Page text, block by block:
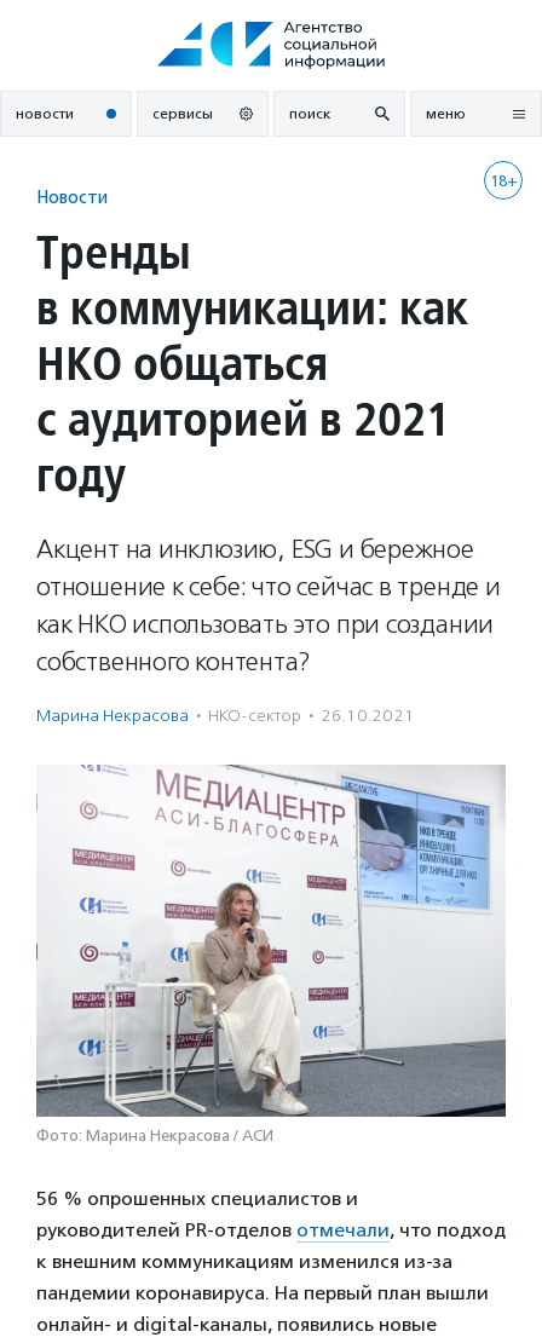
новости сервисы поиск меню
18+
Новости
Тренды
в коммуникации: как
НКО общаться
с аудиторией в 2021
году
Акцент на инклюзию, ESG и бережное
отношение к себе: что сейчас в тренде и
как НКО использовать это при создании
собственного контента?
Марина Некрасова · НКО-сектор · 26.10.2021
Фото: Марина Некрасова / АСИ
56 % опрошенных специалистов и
руководителей PR-отделов отмечали, что подход
к внешним коммуникациям изменился из-за
пандемии коронавируса. На первый план вышли
онлайн- и digital-каналы, появились новые